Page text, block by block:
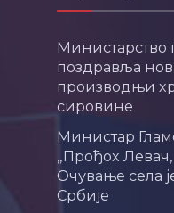
поздравља
производњи
сировине
Министар
„Прођох
Очување села
Србије